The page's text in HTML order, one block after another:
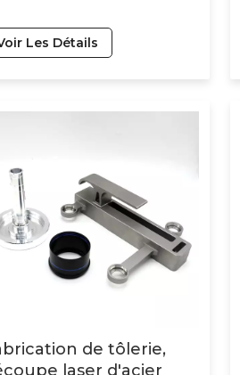
Les Détails
de tôlerie,
laser d'acier